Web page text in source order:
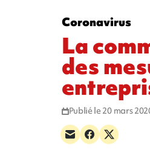
Coronavirus
La
des
Publié le 20 mars